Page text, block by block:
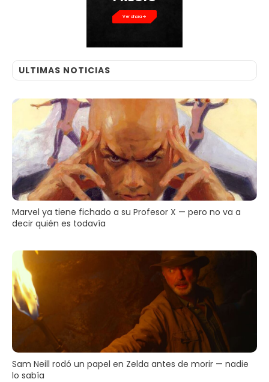
Ver ahora
ULTIMAS NOTICIAS
Marvel ya tiene fichado a su Profesor X — pero no va a
decir quién es todavía
Sam Neill rodó un papel en Zelda antes de morir — nadie
lo sabía